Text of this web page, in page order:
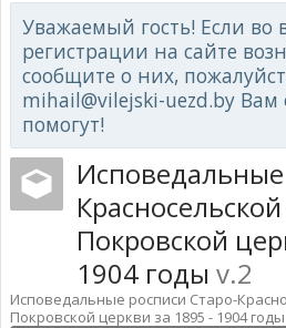
Уважаемый гость! Если во
регистрации на сайте
сообщите о них,
mihail@vilejski-uezd.by Вам
помогут!
Покровской
1904 годы v.2
Исповедальные росписи Старо-
Покровской церкви за 1895 - 1904 годы